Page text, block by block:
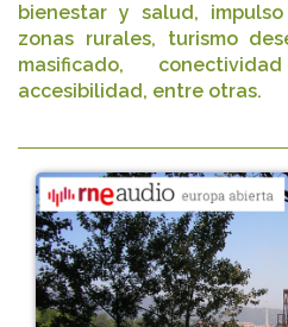
bienestar y salud,
zonas rurales, turismo
masificado,
accesibilidad, entre otras.